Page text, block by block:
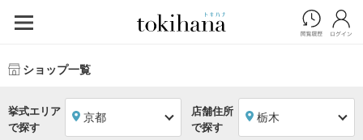
ショップ一覧
挙式エリア
で探す
京都
店舗住所
で探す
栃木